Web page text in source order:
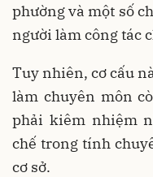
phường và một số
người làm công tác
Tuy nhiên, cơ cấu
làm chuyên môn
phải kiêm nhiệm
chế trong tính
cơ sở.